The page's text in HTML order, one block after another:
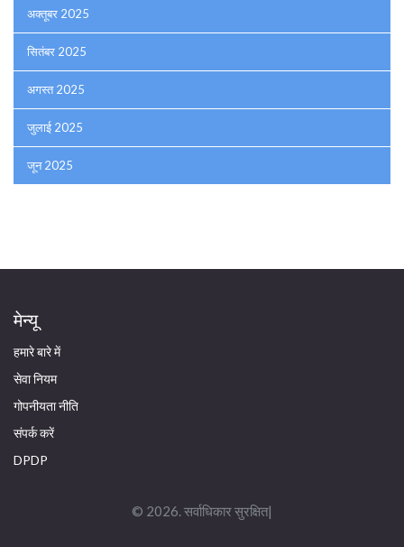
अक्तूबर 2025
सितंबर 2025
अगस्त 2025
जुलाई 2025
जून 2025
मेन्यू
हमारे बारे में
सेवा नियम
गोपनीयता नीति
संपर्क करें
DPDP
© 2026. सर्वाधिकार सुरक्षित|